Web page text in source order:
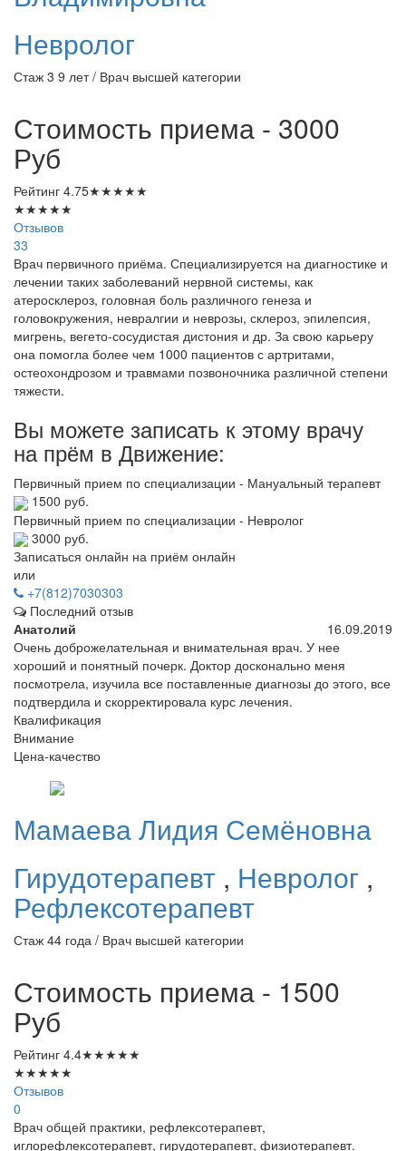
Невролог
Стаж 3 9 лет / Врач высшей категории
Стоимость приема - 3000
Руб
Рейтинг 4.75★★★★★
★★★★★
Отзывов
33
Врач первичного приёма. Специализируется на диагностике и
лечении таких заболеваний нервной системы, как
атеросклероз, головная боль различного генеза и
головокружения, невралгии и неврозы, склероз, эпилепсия,
мигрень, вегето-сосудистая дистония и др. За свою карьеру
она помогла более чем 1000 пациентов с артритами,
остеохондрозом и травмами позвоночника различной степени
тяжести.
Вы можете записать к этому врачу
на прём в Движение:
Первичный прием по специализации - Мануальный терапевт
1500 руб.
Первичный прием по специализации - Невролог
3000 руб.
Записаться онлайн на приём онлайн
или
+7(812)7030303
Последний отзыв
Анатолий
16.09.2019
Очень доброжелательная и внимательная врач. У нее
хороший и понятный почерк. Доктор досконально меня
посмотрела, изучила все поставленные диагнозы до этого, все
подтвердила и скорректировала курс лечения.
Квалификация
Внимание
Цена-качество
МамаеваЛидия Семёновна
Гирудотерапевт , Невролог ,
Рефлексотерапевт
Стаж 44 года / Врач высшей категории
Стоимость приема - 1500
Руб
Рейтинг 4.4★★★★★
★★★★★
Отзывов
0
Врач общей практики, рефлексотерапевт,
иглорефлексотерапевт, гирудотерапевт, физиотерапевт.